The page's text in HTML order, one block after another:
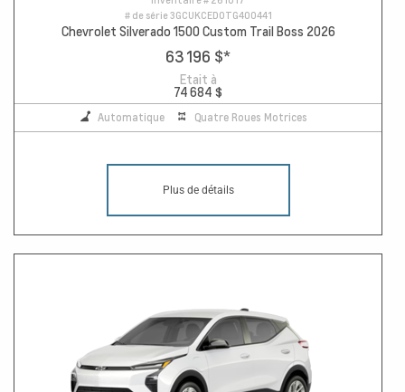
# de série3GCUKCED0TG400441
Chevrolet Silverado 1500 Custom Trail Boss 2026
63 196 $*
Etait à
74 684 $
Automatique Quatre Roues Motrices
Plus de détails